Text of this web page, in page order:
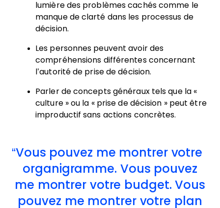
lumière des problèmes cachés comme le
manque de clarté dans les processus de
décision.
Les personnes peuvent avoir des
compréhensions différentes concernant
l’autorité de prise de décision.
Parler de concepts généraux tels que la «
culture » ou la « prise de décision » peut être
improductif sans actions concrètes.
Vous pouvez me montrer votre
organigramme. Vous pouvez
me montrer votre budget. Vous
pouvez me montrer votre plan